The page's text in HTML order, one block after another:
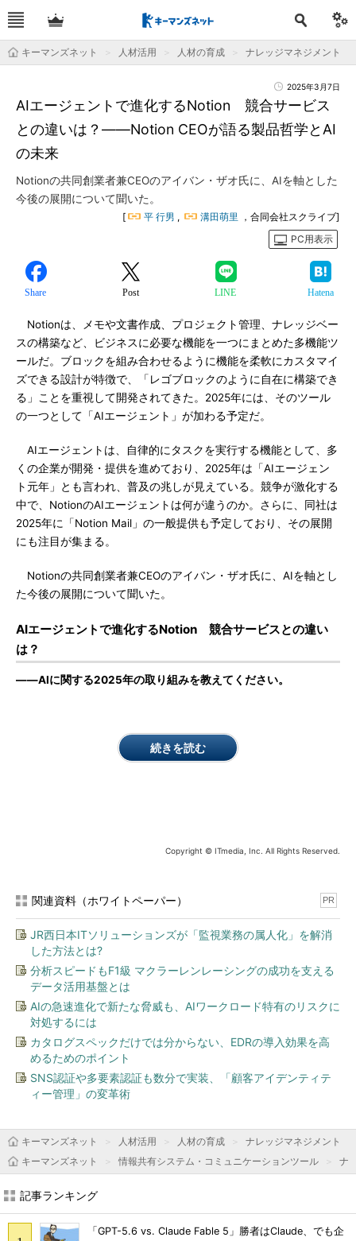
キーマンズネット 人材活用 人材の育成 ナレッジマネジメント
2025年3月7日
AIエージェントで進化するNotion 競合サービス
との違いは？――Notion CEOが語る製品哲学とAI
の未来
Notionの共同創業者兼CEOのアイバン・ザオ氏に、AIを軸とした
今後の展開について聞いた。
[ 平 行男 , 溝田萌里 ，合同会社スクライブ]
PC用表示
Share Post LINE Hatena
Notionは、メモや文書作成、プロジェクト管理、ナレッジベー
スの構築など、ビジネスに必要な機能を一つにまとめた多機能ツ
ールだ。ブロックを組み合わせるように機能を柔軟にカスタマイ
ズできる設計が特徴で、「レゴブロックのように自在に構築でき
る」ことを重視して開発されてきた。2025年には、そのツール
の一つとして「AIエージェント」が加わる予定だ。
AIエージェントは、自律的にタスクを実行する機能として、多
くの企業が開発・提供を進めており、2025年は「AIエージェン
ト元年」とも言われ、普及の兆しが見えている。競争が激化する
中で、NotionのAIエージェントは何が違うのか。さらに、同社は
2025年に「Notion Mail」の一般提供も予定しており、その展開
にも注目が集まる。
Notionの共同創業者兼CEOのアイバン・ザオ氏に、AIを軸とし
た今後の展開について聞いた。
AIエージェントで進化するNotion 競合サービスとの違い
は？
――AIに関する2025年の取り組みを教えてください。
続きを読む
Copyright © ITmedia, Inc. All Rights Reserved.
関連資料（ホワイトペーパー） PR
JR西日本ITソリューションズが「監視業務の属人化」を解消
した方法とは?
分析スピードもF1級 マクラーレンレーシングの成功を支える
データ活用基盤とは
AIの急速進化で新たな脅威も、AIワークロード特有のリスクに
対処するには
カタログスペックだけでは分からない、EDRの導入効果を高
めるためのポイント
SNS認証や多要素認証も数分で実装、「顧客アイデンティテ
ィー管理」の変革術
キーマンズネット 人材活用 人材の育成
ナレッジマネジメント
キーマンズネット
情報共有システム・コミュニケーションツール ナ
記事ランキング
「GPT-5.6 vs. Claude Fable 5」勝者はClaude、でも企